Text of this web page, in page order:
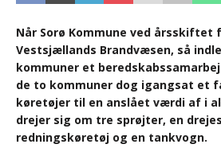
Når Sorø Kommune ved årsskiftet
Vestsjællands Brandvæsen, så
kommuner et
de to kommuner dog igangsat et
køretøjer til en anslået værdi af i
drejer sig om tre sprøjter, en
redningskøretøj og en tankvogn.